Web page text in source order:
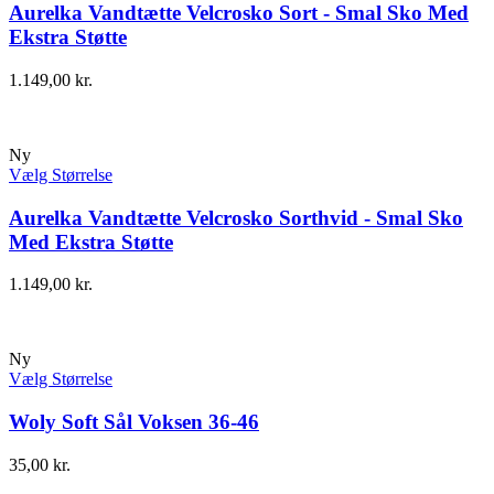
Aurelka Vandtætte Velcrosko Sort - Smal Sko Med
Ekstra Støtte
1.149,00 kr.
Ny
Vælg Størrelse
Aurelka Vandtætte Velcrosko Sorthvid - Smal Sko
Med Ekstra Støtte
1.149,00 kr.
Ny
Vælg Størrelse
Woly Soft Sål Voksen 36-46
35,00 kr.